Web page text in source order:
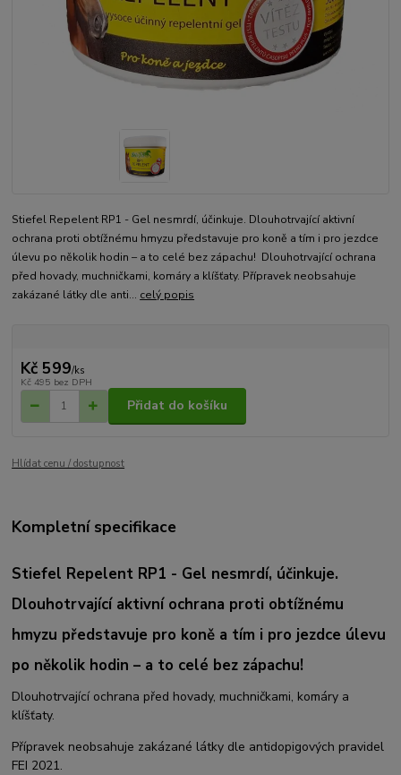
Stiefel Repelent RP1 - Gel nesmrdí, účinkuje. Dlouhotrvající aktivní
ochrana proti obtížnému hmyzu představuje pro koně a tím i pro jezdce
úlevu po několik hodin – a to celé bez zápachu! Dlouhotrvající ochrana
před hovady, muchničkami, komáry a klíšťaty. Přípravek neobsahuje
zakázané látky dle anti... celý popis
Kč 599/ks
Kč 495 bez DPH
Přidat do košíku
Hlídat cenu / dostupnost
Kompletní specifikace
Stiefel Repelent RP1 - Gel nesmrdí, účinkuje.
Dlouhotrvající aktivní ochrana proti obtížnému
hmyzu představuje pro koně a tím i pro jezdce úlevu
po několik hodin – a to celé bez zápachu!
Dlouhotrvající ochrana před hovady, muchničkami, komáry a
klíšťaty.
Přípravek neobsahuje zakázané látky dle antidopigových pravidel
FEI 2021.